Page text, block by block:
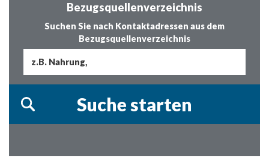
Bezugsquellenverzeichnis
Suchen Sie nach Kontaktadressen aus dem
Bezugsquellenverzeichnis